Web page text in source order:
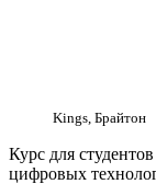
Kings, Брайтон
Курс для
цифровых